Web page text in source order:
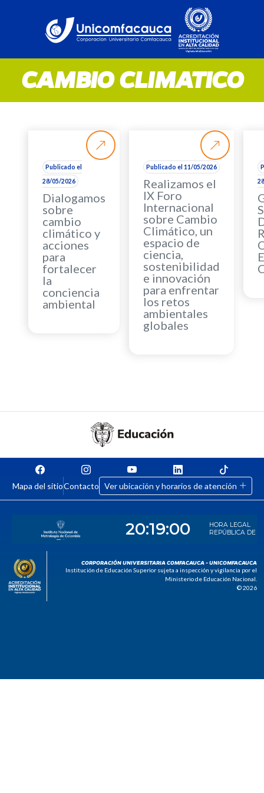
CAMBIO CLIMATICO
Publicado el
28/05/2026
Dialogamos
sobre
cambio
climático y
acciones
para
fortalecer
la
conciencia
ambiental
Publicado el 11/05/2026
Realizamos el
IX Foro
Internacional
sobre Cambio
Climático, un
espacio de
ciencia,
sostenibilidad
e innovación
para enfrentar
los retos
ambientales
globales
Mapa del sitioContacto Ver ubicación y horarios de atención
CORPORACIÓN UNIVERSITARIA COMFACAUCA - UNICOMFACAUCA
Institución de Educación Superior sujeta a inspección y vigilancia por el
Ministerio de Educación Nacional.
© 2026